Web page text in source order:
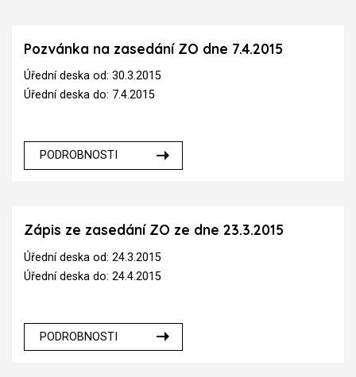
Pozvánka na zasedání ZO dne 7.4.2015
Úřední deska od: 30.3.2015
Úřední deska do: 7.4.2015
PODROBNOSTI
Zápis ze zasedání ZO ze dne 23.3.2015
Úřední deska od: 24.3.2015
Úřední deska do: 24.4.2015
PODROBNOSTI